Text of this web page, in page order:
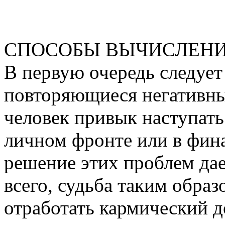
СПОСОБЫ
В первую очередь
повторяющиеся
человек привык
личном фронте или в
решение этих проблем
всего, судьба таким
отработать кармический